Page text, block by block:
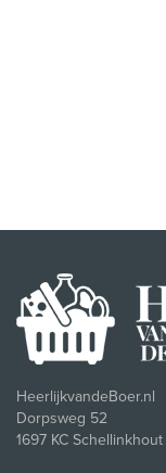
HeerlijkvandeBoer.nl
Dorpsweg 52
1697 KC Schellinkhout